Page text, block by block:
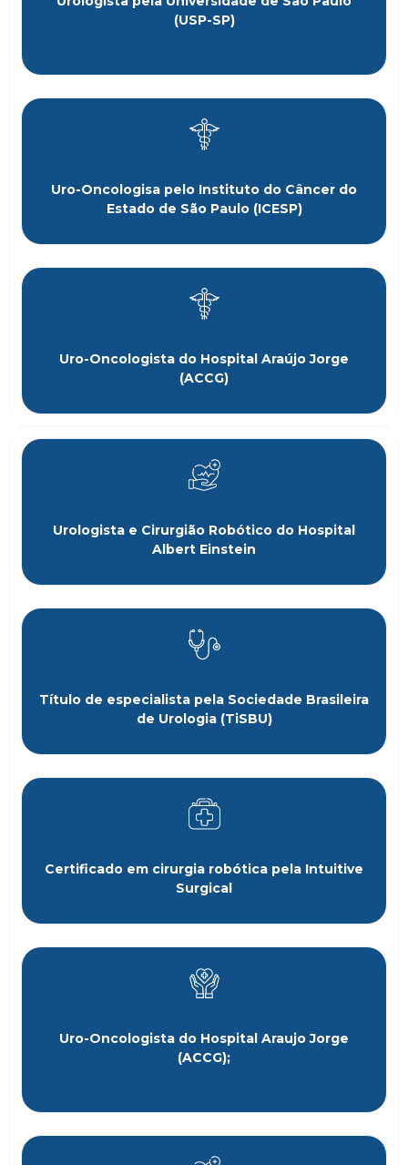
(USP-SP)
Uro-Oncologisa pelo Instituto do Câncer do
Estado de São Paulo (ICESP)
Uro-Oncologista do Hospital Araújo Jorge
(ACCG)
Urologista e Cirurgião Robótico do Hospital
Albert Einstein
Título de especialista pela Sociedade Brasileira
de Urologia (TiSBU)
Certificado em cirurgia robótica pela Intuitive
Surgical
Uro-Oncologista do Hospital Araujo Jorge
(ACCG);